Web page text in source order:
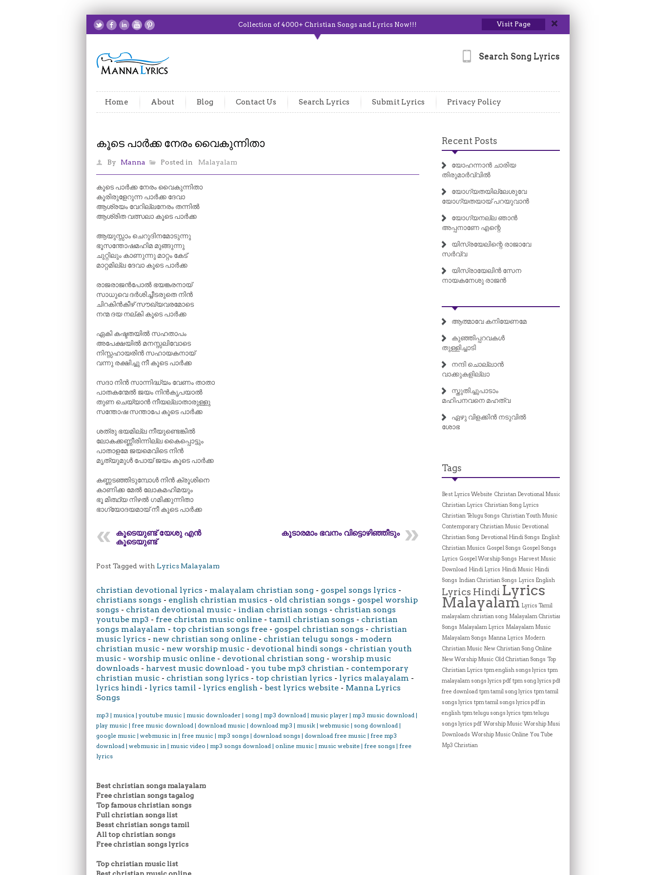
Collection of 4000+ Christian Songs and Lyrics Now!!! Visit Page
Search Song Lyrics
Home About Blog Contact Us Search Lyrics Submit Lyrics Privacy Policy
കൂടെ പാർക്ക നേരം വൈകുന്നിതാ
By Manna Posted in Malayalam
കൂടെ പാർക്ക നേരം വൈകുന്നിതാ
കൂരിരുളേറുന്ന പാർക്ക ദേവാ
ആശ്രയം വേറില്ലനേരം തന്നിൽ
ആശ്രിത വത്സലാ കൂടെ പാർക്ക
ആയുസ്സാം ചെറുദിനമോടുന്നു
ഭൂസന്തോഷമഹിമ മുങ്ങുന്നു
ചുറ്റിലും കാണുന്നു മാറ്റം കേട്
മാറ്റമില്ല ദേവാ കൂടെ പാർക്ക
രാജരാജൻപോൽ ഭയങ്കരനായ്
സാധുവെ ദർശിച്ചീടരുതെ നിൻ
ചിറകിൻകീഴ് സൗഖ്യവരമോടെ
നന്മ ദയ നല്കി കൂടെ പാർക്ക
ഏകി കഷ്ടതയിൽ സഹതാപം
അപേക്ഷയിൽ മനസ്സലിവോടെ
നിസ്സഹായരിൻ സഹായകനായ്
വന്നു രക്ഷിച്ചു നീ കൂടെ പാർക്ക
സദാ നിൻ സാന്നിദ്ധ്യം വേണം താതാ
പാതകന്മേൽ ജയം നിൻകൃപയാൽ
തുണ ചെയ്യാൻ നീയല്ലാതാരുള്ളു
സന്തോഷ സന്താപേ കൂടെ പാർക്ക
ശത്രു ഭയമില്ല നീയുണ്ടെങ്കിൽ
ലോകക്കണ്ണീരിന്നില്ല കൈപ്പൊട്ടും
പാതാളമേ ജയമെവിടെ നിൻ
മൃത്യുമുൾ പോയ് ജയം കൂടെ പാർക്ക
കണ്ണടഞ്ഞിടുമ്പോൾ നിൻ ക്രൂശിനെ
കാണിക്ക മേൽ ലോകമഹിമയും
ഭൂ മിത്ഥ്യ നിഴൽ ഗമിക്കുന്നിതാ
ഭാഗ്യോദയമായ് നീ കൂടെ പാർക്ക
കൂടെയുണ്ട് യേശു എൻ
കൂടെയുണ്ട്
കൂടാരമാം ഭവനം വിട്ടൊഴിഞ്ഞീടും
Post Tagged with Lyrics Malayalam
christian devotional lyrics - malayalam christian song - gospel songs lyrics -
christians songs - english christian musics - old christian songs - gospel worship
songs - christan devotional music - indian christian songs - christian songs
youtube mp3 - free christan music online - tamil christian songs - christian
songs malayalam - top christian songs free - gospel christian songs - christian
music lyrics - new christian song online - christian telugu songs - modern
christian music - new worship music - devotional hindi songs - christian youth
music - worship music online - devotional christian song - worship music
downloads - harvest music download - you tube mp3 christian - contemporary
christian music - christian song lyrics - top christian lyrics - lyrics malayalam -
lyrics hindi - lyrics tamil - lyrics english - best lyrics website - Manna Lyrics
Songs
mp3 | musica | youtube music | music downloader | song | mp3 download | music player | mp3 music download |
play music | free music download | download music | download mp3 | musik | webmusic | song download |
google music | webmusic in | free music | mp3 songs | download songs | download free music | free mp3
download | webmusic in | music video | mp3 songs download | online music | music website | free songs | free
lyrics
Best christian songs malayalam
Free christian songs tagalog
Top famous christian songs
Full christian songs list
Besst christian songs tamil
All top christian songs
Free christian songs lyrics
Top christian music list
Recent Posts
യോഹന്നാൻ ചാരിയ
തിരുമാർവ്വിൽ
യോഗ്യതയില്ലേശുവേ
യോഗ്യതയായ് പറയുവാൻ
യോഗ്യനല്ല ഞാൻ
അപ്പനാണേ എന്റെ
യിസ്രയേലിന്റെ രാജാവേ
സർവ്വ
യിസ്രായേലിൻ സേന
നായകനേശു രാജൻ
ആത്മാവേ കനിയേണമേ
കുഞ്ഞിപ്പറവകൾ
തുള്ളിച്ചാടി
നന്ദി ചൊല്ലാൻ
വാക്കുകളില്ലാ
സ്തുതിച്ചുപാടാം
മഹിപനവനെ മഹത്വ
ഏഴു വിളക്കിൻ നടുവിൽ
ശോഭ
Tags
Best Lyrics Website Christan Devotional Music
Christian Lyrics Christian Song Lyrics
Christian Telugu Songs Christian Youth Music
Contemporary Christian Music Devotional
Christian Song Devotional Hindi Songs English
Christian Musics Gospel Songs Gospel Songs
Lyrics Gospel Worship Songs Harvest Music
Download Hindi Lyrics Hindi Music Hindi
Songs Indian Christian Songs Lyrics English
Lyrics Hindi Lyrics
Malayalam Lyrics Tamil
malayalam christian song Malayalam Christian
Songs Malayalam Lyrics Malayalam Music
Malayalam Songs Manna Lyrics Modern
Christian Music New Christian Song Online
New Worship Music Old Christian Songs Top
Christian Lyrics tpm english songs lyrics tpm
malayalam songs lyrics pdf tpm song lyrics pdf
free download tpm tamil song lyrics tpm tamil
songs lyrics tpm tamil songs lyrics pdf in
english tpm telugu songs lyrics tpm telugu
songs lyrics pdf Worship Music Worship Music
Downloads Worship Music Online You Tube
Mp3 Christian